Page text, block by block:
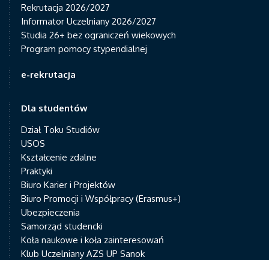
Rekrutacja 2026/2027
Informator Uczelniany 2026/2027
Studia 26+ bez ograniczeń wiekowych
Program pomocy stypendialnej
e-rekrutacja
Dla studentów
Dział Toku Studiów
USOS
Kształcenie zdalne
Praktyki
Biuro Karier i Projektów
Biuro Promocji i Współpracy (Erasmus+)
Ubezpieczenia
Samorząd studencki
Koła naukowe i koła zainteresowań
Klub Uczelniany AZS UP Sanok